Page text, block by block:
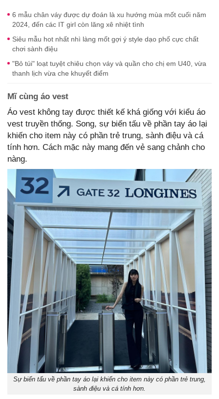
6 mẫu chân váy được dự đoán là xu hướng mùa mốt cuối năm
2024, đến các IT girl còn lăng xê nhiệt tình
Siêu mẫu hot nhất nhì làng mốt gợi ý style dạo phố cực chất
chơi sành điệu
"Bỏ túi" loạt tuyệt chiêu chọn váy và quần cho chị em U40, vừa
thanh lịch vừa che khuyết điểm
Mĩ cùng áo vest
Áo vest không tay được thiết kế khá giống với kiểu áo
vest truyền thống. Song, sự biến tấu về phần tay áo lại
khiến cho item này có phần trẻ trung, sành điệu và cá
tính hơn. Cách mặc này mang đến vẻ sang chảnh cho
nàng.
Sự biến tấu về phần tay áo lại khiến cho item này có phần trẻ trung,
sành điệu và cá tính hơn.